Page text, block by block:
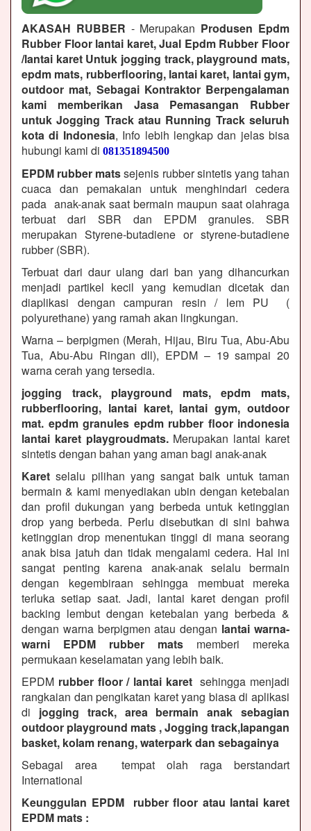
AKASAH RUBBER - Merupakan Produsen Epdm
Rubber Floor lantai karet, Jual Epdm Rubber Floor
/lantai karet Untuk jogging track, playground mats,
epdm mats, rubberflooring, lantai karet, lantai gym,
outdoor mat, Sebagai Kontraktor Berpengalaman
kami memberikan Jasa Pemasangan Rubber
untuk Jogging Track atau Running Track seluruh
kota di Indonesia, Info lebih lengkap dan jelas bisa
hubungi kami di 081351894500
EPDM rubber matssejenis rubber sintetis yang tahan
cuaca dan pemakaian untuk menghindari cedera
pada anak-anak saat bermain maupun saat olahraga
terbuat dari SBR dan EPDM granules. SBR
merupakan Styrene-butadiene or styrene-butadiene
rubber (SBR).
Terbuat dari daur ulang dari ban yang dihancurkan
menjadi partikel kecil yang kemudian dicetak dan
diaplikasi dengan campuran resin / lem PU (
polyurethane) yang ramah akan lingkungan.
Warna – berpigmen (Merah, Hijau, Biru Tua, Abu-Abu
Tua, Abu-Abu Ringan dll), EPDM – 19 sampai 20
warna cerah yang tersedia.
jogging track, playground mats, epdm mats,
rubberflooring, lantai karet, lantai gym, outdoor
mat. epdm granules epdm rubber floor indonesia
lantai karet playgroudmats.Merupakan lantai karet
sintetis dengan bahan yang aman bagi anak-anak
Karet selalu pilihan yang sangat baik untuk taman
bermain & kami menyediakan ubin dengan ketebalan
dan profil dukungan yang berbeda untuk ketinggian
drop yang berbeda. Perlu disebutkan di sini bahwa
ketinggian drop menentukan tinggi di mana seorang
anak bisa jatuh dan tidak mengalami cedera. Hal ini
sangat penting karena anak-anak selalu bermain
dengan kegembiraan sehingga membuat mereka
terluka setiap saat. Jadi, lantai karet dengan profil
backing lembut dengan ketebalan yang berbeda &
dengan warna berpigmen atau dengan lantai warna-
warni EPDM rubber mats memberi mereka
permukaan keselamatan yang lebih baik.
EPDM rubber floor / lantai karetsehingga menjadi
rangkaian dan pengikatan karet yang biasa di aplikasi
di jogging track, area bermain anak sebagian
outdoor playground mats , Jogging track,lapangan
basket, kolam renang, waterpark dan sebagainya
Sebagai area tempat olah raga berstandart
International
Keunggulan EPDM rubber floor atau lantai karet
EPDM mats :